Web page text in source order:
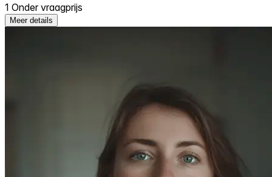
1 Onder vraagprijs
Meer details